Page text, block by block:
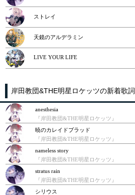
ストレイ
天鏡のアルデラミン
LIVE YOUR LIFE
岸田教団&THE明星ロケッツの新着歌詞
anesthesia
『岸田教団&THE明星ロケッツ』
暁のカレイドブラッド
『岸田教団&THE明星ロケッツ』
nameless story
『岸田教団&THE明星ロケッツ』
stratus rain
『岸田教団&THE明星ロケッツ』
シリウス